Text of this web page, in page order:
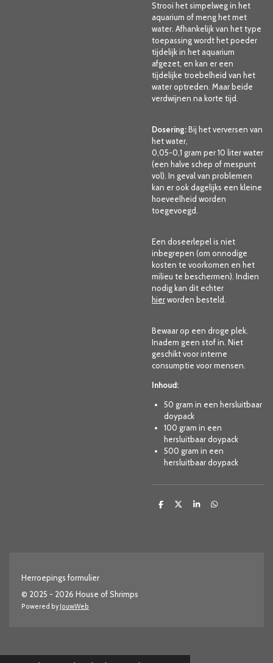
Strooi het simpelweg in het
aquarium of meng het met
water. Afhankelijk van het type
toepassing wordt het poeder
tijdelijk in het aquarium
afgezet, en kan er een
tijdelijke troebelheid van het
water optreden. Maar beide
verdwijnen na korte tijd.
Dosering:Bij het verversen van
het water,
0,05-0,1 gram per 10 liter water
(een halve schep of mespunt
vol). In geval van problemen
kan er ook dagelijks een kleine
hoeveelheid worden
toegevoegd.
Een doseerlepel is niet
inbegrepen (om onnodige
kosten te voorkomen en het
milieu te beschermen). Indien
nodig kan dit echter
hierworden besteld.
Bewaar op een droge plek.
Inadem geen stof in. Niet
geschikt voor interne
consumptie voor mensen.
Inhoud:
50 gram in een hersluitbaar
doypack
100 gram in een
hersluitbaar doypack
500 gram in een
hersluitbaar doypack
D
D
S
D
Herroepings formulier
© 2025 - 2026 House of Shrimps
Powered byJouwWeb